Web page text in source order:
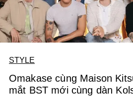
STYLE
Omakase cùng Maison
mắt BST mới cùng dàn